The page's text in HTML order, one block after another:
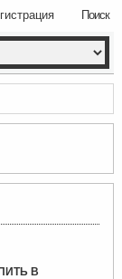
Поиск
В